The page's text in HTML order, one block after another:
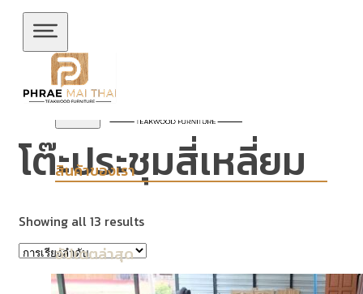
ข้ามไปยังเนื้อหาหลัก
สินค้าของเรา
อัปเดตล่าสุด
โต๊ะประชุมสี่เหลี่ยม
Showing all 13 results